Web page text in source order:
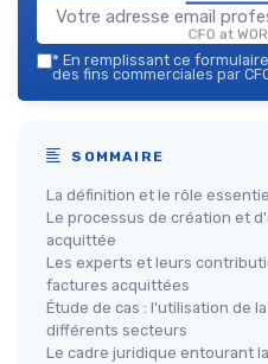
CFO at
* En remplissant ce
des fins commerciales par
SOMMAIRE
La définition et le rôle
Le processus de création et
acquittée
Les experts et leurs
factures acquittées
Étude de cas : l'utilisation de
différents secteurs
Le cadre juridique entourant